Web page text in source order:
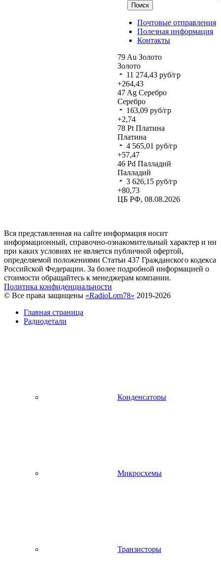
Поиск
Почтовые отправления
Полезная информация
Контакты
79 Au Золото
Золото
11 274,43 руб/гр
+264,43
47 Ag Серебро
Серебро
163,09 руб/гр
+2,74
78 Pt Платина
Платина
4 565,01 руб/гр
+57,47
46 Pd Палладий
Палладий
3 626,15 руб/гр
+80,73
ЦБ РФ, 08.08.2026
Вся представленная на сайте информация носит
информационный, справочно-ознакомительный характер и ни
при каких условиях не является публичной офертой,
определяемой положениями Статьи 437 Гражданского кодекса
Российской Федерации. За более подробной информацией о
стоимости обращайтесь к менеджерам компании.
Политика конфиденциальности
© Все права защищены «RadioLom78» 2019-2026
Главная страница
Радиодетали
Конденсаторы
Микросхемы
Транзисторы